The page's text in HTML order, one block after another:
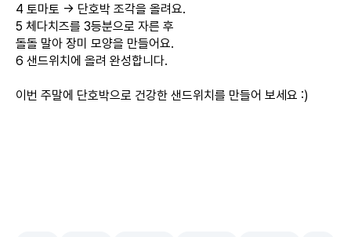
4 토마토 → 단호박 조각을 올려요.
5 체다치즈를 3등분으로 자른 후
돌돌 말아 장미 모양을 만들어요.
6 샌드위치에 올려 완성합니다.
이번 주말에 단호박으로 건강한 샌드위치를 만들어 보세요 :)